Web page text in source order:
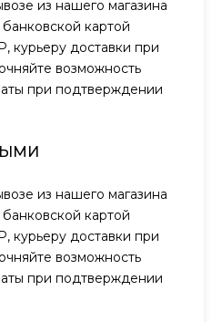
из нашего магазина
картой
курьеру доставки при
возможность
при подтверждении
из нашего магазина
картой
курьеру доставки при
возможность
при подтверждении